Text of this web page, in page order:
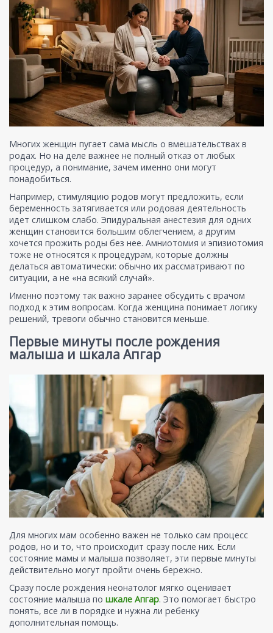
Многих женщин пугает сама мысль о вмешательствах в
родах. Но на деле важнее не полный отказ от любых
процедур, а понимание, зачем именно они могут
понадобиться.
Например, стимуляцию родов могут предложить, если
беременность затягивается или родовая деятельность
идет слишком слабо. Эпидуральная анестезия для одних
женщин становится большим облегчением, а другим
хочется прожить роды без нее. Амниотомия и эпизиотомия
тоже не относятся к процедурам, которые должны
делаться автоматически: обычно их рассматривают по
ситуации, а не «на всякий случай».
Именно поэтому так важно заранее обсудить с врачом
подход к этим вопросам. Когда женщина понимает логику
решений, тревоги обычно становится меньше.
Первые минуты после рождения
малыша и шкала Апгар
Для многих мам особенно важен не только сам процесс
родов, но и то, что происходит сразу после них. Если
состояние мамы и малыша позволяет, эти первые минуты
действительно могут пройти очень бережно.
Сразу после рождения неонатолог мягко оценивает
состояние малыша по шкале Апгар. Это помогает быстро
понять, все ли в порядке и нужна ли ребенку
дополнительная помощь.